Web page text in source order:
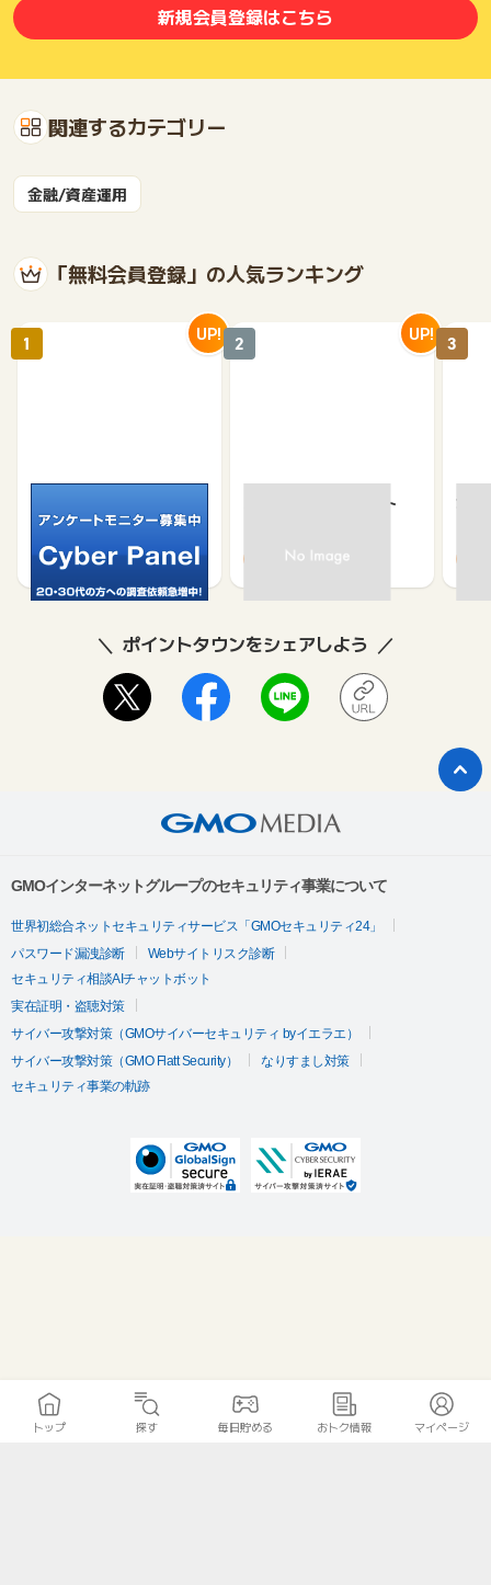
新規会員登録はこちら
関連するカテゴリー
金融/資産運用
「無料会員登録」の人気ランキング
500 750
1 UP!
京急プレミアポイント
370 650
2 UP!
カウ
3
ポイントタウンをシェアしよう
GMOインターネットグループのセキュリティ事業について
世界初総合ネットセキュリティサービス「GMOセキュリティ24」
パスワード漏洩診断
Webサイトリスク診断
セキュリティ相談AIチャットボット
実在証明・盗聴対策
サイバー攻撃対策（GMOサイバーセキュリティ byイエラエ）
サイバー攻撃対策（GMO Flatt Security）
なりすまし対策
セキュリティ事業の軌跡
トップ 探す 毎日貯める おトク情報 マイページ